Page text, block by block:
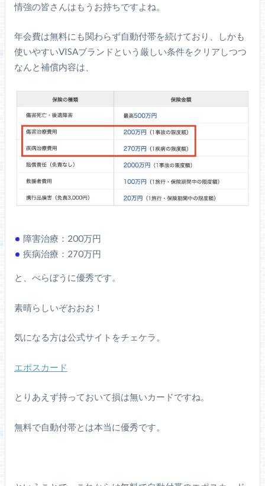
情強の皆さんはもうお持ちですよね。
年会費は無料にも関わらず自動付帯を続けており、しかも
使いやすいVISAブランドという厳しい条件をクリアしつつ
なんと補償内容は、
障害治療：200万円
疾病治療：270万円
と、べらぼうに優秀です。
素晴らしいぞおおお！
気になる方は公式サイトをチェケラ。
エポスカード
とりあえず持っておいて損は無いカードですね。
無料で自動付帯とは本当に優秀です。